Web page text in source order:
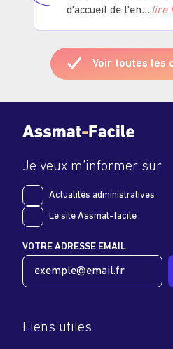
d'accueil de l'en
lire
Voir toutes les
Je veux m’informer sur
Actualités administratives
Le site Assmat-facile
VOTRE ADRESSE EMAIL
Liens utiles